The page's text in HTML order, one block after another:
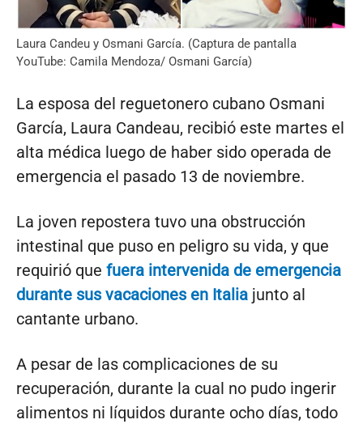
Laura Candeu y Osmani García. (Captura de pantalla
YouTube: Camila Mendoza/ Osmani García)
La esposa del reguetonero cubano Osmani
García, Laura Candeau, recibió este martes el
alta médica luego de haber sido operada de
emergencia el pasado 13 de noviembre.
La joven repostera tuvo una obstrucción
intestinal que puso en peligro su vida, y que
requirió que fuera intervenida de emergencia
durante sus vacaciones en Italia junto al
cantante urbano.
A pesar de las complicaciones de su
recuperación, durante la cual no pudo ingerir
alimentos ni líquidos durante ocho días, todo